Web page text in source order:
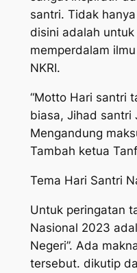
santri. Tidak
disini adalah
memperdalam
NKRI.
“Motto Hari santri
biasa, Jihad santri
Mengandung
Tambah ketua
Tema Hari Santri
Untuk peringatan
Nasional 2023
Negeri”. Ada
tersebut. dikutip